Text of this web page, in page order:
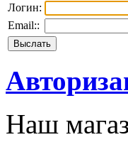
Логин:
Email::
Наш